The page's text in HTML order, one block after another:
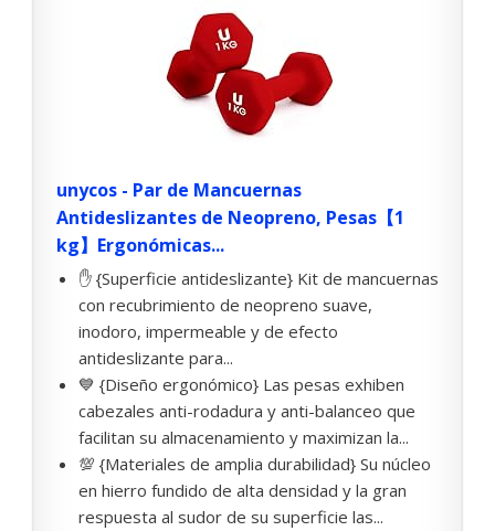
unycos - Par de Mancuernas
Antideslizantes de Neopreno, Pesas【1
kg】Ergonómicas...
✋ {Superficie antideslizante} Kit de mancuernas
con recubrimiento de neopreno suave,
inodoro, impermeable y de efecto
antideslizante para...
💙 {Diseño ergonómico} Las pesas exhiben
cabezales anti-rodadura y anti-balanceo que
facilitan su almacenamiento y maximizan la...
💯 {Materiales de amplia durabilidad} Su núcleo
en hierro fundido de alta densidad y la gran
respuesta al sudor de su superficie las...